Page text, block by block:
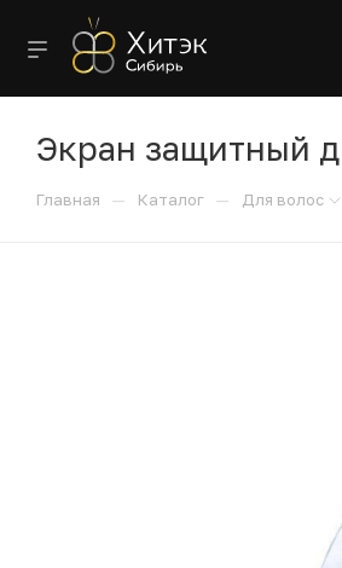
Экран защитный
Главная — Каталог — Для волос